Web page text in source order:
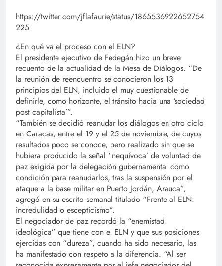
https://twitter.com/jflafaurie/status/1865536922652754
225
¿En qué va el proceso con el ELN?
El presidente ejecutivo de Fedegán hizo un breve
recuento de la actualidad de la Mesa de Diálogos. “De
la reunión de reencuentro se conocieron los 13
principios del ELN, incluido el muy cuestionable de
definirle, como horizonte, el tránsito hacia una ‘sociedad
post capitalista’”.
“También se decidió reanudar los diálogos en otro ciclo
en Caracas, entre el 19 y el 25 de noviembre, de cuyos
resultados poco se conoce, pero realizado sin que se
hubiera producido la señal ‘inequívoca’ de voluntad de
paz exigida por la delegación gubernamental como
condición para reanudarlos, tras la suspensión por el
ataque a la base militar en Puerto Jordán, Arauca”,
agregó en su escrito semanal titulado “Frente al ELN:
incredulidad o escepticismo”.
El negociador de paz recordó la “enemistad
ideológica” que tiene con el ELN y que sus posiciones
ejercidas con “dureza”, cuando ha sido necesario, las
ha manifestado con respeto a la diferencia. “Al ser